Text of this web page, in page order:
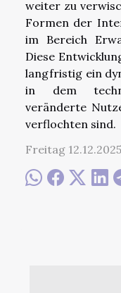
weiter zu
Formen der
im Bereich
Diese
langfristig ein
in dem
veränderte
verflochten sind.
Freitag